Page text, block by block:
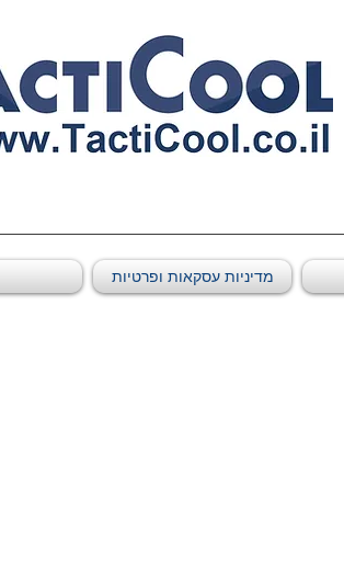
מדיניות עסקאות ופרטיות